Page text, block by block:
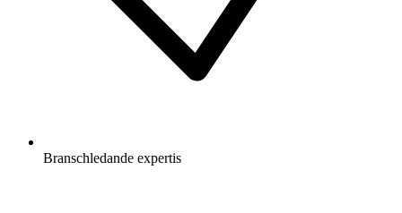
Branschledande expertis